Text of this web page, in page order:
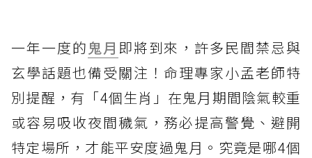
一年一度的鬼月 即將到來，許多民間禁忌與
玄學話題也備受關注！命理專家小孟老師特
別提醒，有「4個生肖」在鬼月期間陰氣較重
或容易吸收夜間穢氣，務必提高警覺、避開
特定場所，才能平安度過鬼月。究竟是哪4個